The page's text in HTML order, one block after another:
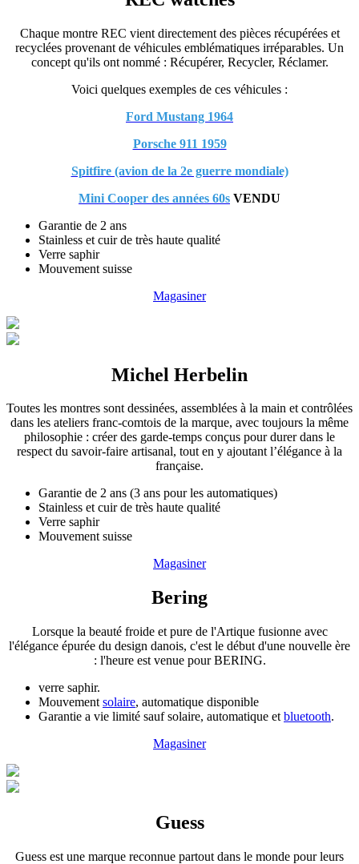
Chaque montre REC vient directement des pièces récupérées et
recyclées provenant de véhicules emblématiques irréparables. Un
concept qu'ils ont nommé : Récupérer, Recycler, Réclamer.
Voici quelques exemples de ces véhicules :
Ford Mustang 1964
Porsche 911 1959
Spitfire (avion de la 2e guerre mondiale)
Mini Cooper des années 60s VENDU
Garantie de 2 ans
Stainless et cuir de très haute qualité
Verre saphir
Mouvement suisse
Magasiner
Michel Herbelin
Toutes les montres sont dessinées, assemblées à la main et contrôlées
dans les ateliers franc-comtois de la marque, avec toujours la même
philosophie : créer des garde-temps conçus pour durer dans le
respect du savoir-faire artisanal, tout en y ajoutant l’élégance à la
française.
Garantie de 2 ans (3 ans pour les automatiques)
Stainless et cuir de très haute qualité
Verre saphir
Mouvement suisse
Magasiner
Bering
Lorsque la beauté froide et pure de l'Artique fusionne avec
l'élégance épurée du design danois, c'est le début d'une nouvelle ère
: l'heure est venue pour BERING.
verre saphir.
Mouvement solaire, automatique disponible
Garantie a vie limité sauf solaire, automatique et bluetooth.
Magasiner
Guess
Guess est une marque reconnue partout dans le monde pour leurs